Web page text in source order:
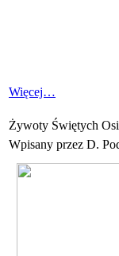
Więcej…
Żywoty Świętych
Wpisany przez D.